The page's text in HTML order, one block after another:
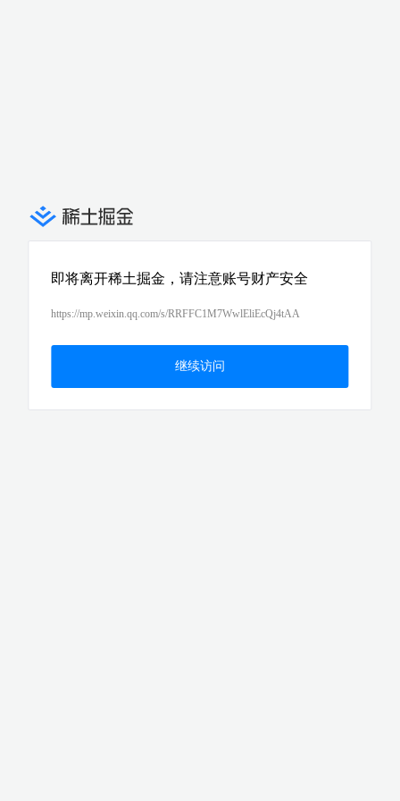
即将离开稀土掘金，请注意账号财产安全
https://mp.weixin.qq.com/s/RRFFC1M7WwlEliEcQj4tAA
继续访问